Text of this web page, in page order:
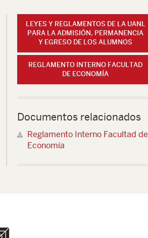
LEYES Y REGLAMENTOS DE LA UANL
PARA LA ADMISIÓN, PERMANENCIA
Y EGRESO DE LOS ALUMNOS
REGLAMENTO INTERNO FACULTAD
DE ECONOMÍA
Documentos relacionados
Reglamento Interno Facultad de
Economía